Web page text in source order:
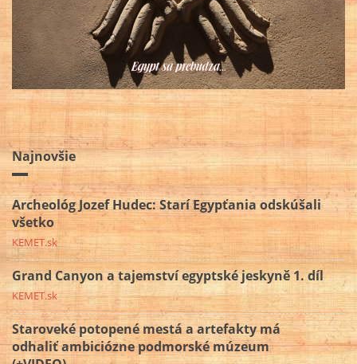
Najnovšie
Archeológ Jozef Hudec: Starí Egypťania odskúšali
všetko
KEMET.sk
Grand Canyon a tajemství egyptské jeskyně 1. díl
KEMET.sk
Staroveké potopené mestá a artefakty má
odhaliť ambiciózne podmorské múzeum